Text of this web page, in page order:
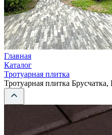
Главная
Каталог
Тротуарная плитка
Тротуарная плитка